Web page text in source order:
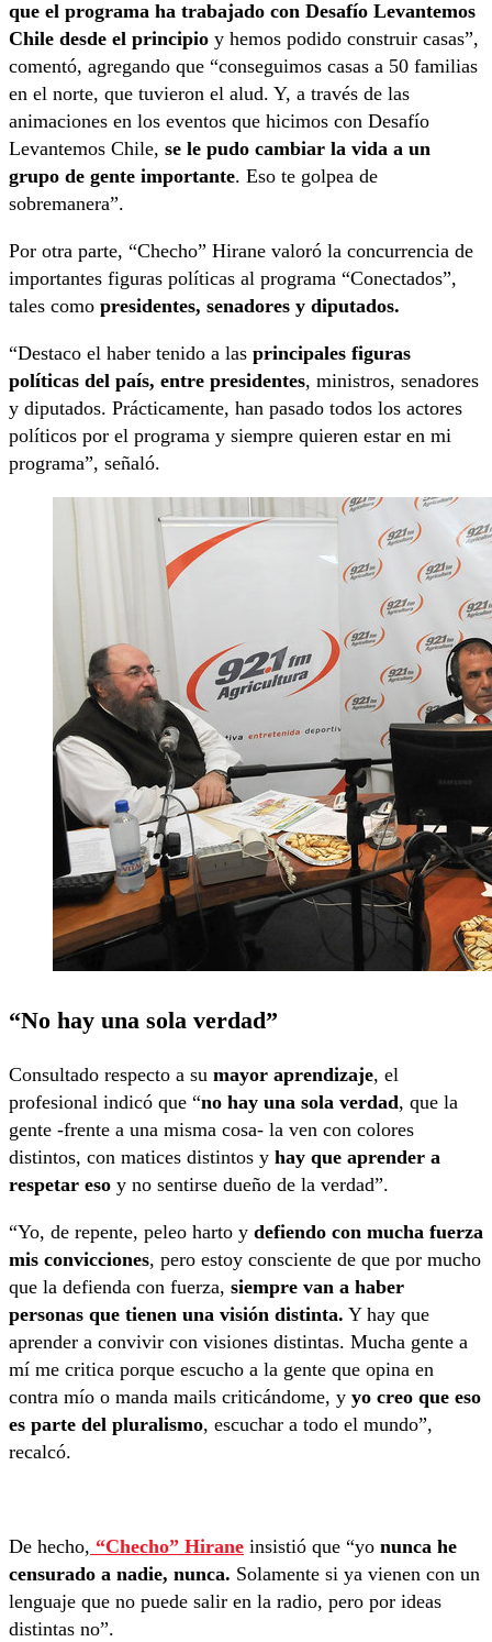
que el programa ha trabajado con Desafío Levantemos
Chile desde el principio y hemos podido construir casas”,
comentó, agregando que “conseguimos casas a 50 familias
en el norte, que tuvieron el alud. Y, a través de las
animaciones en los eventos que hicimos con Desafío
Levantemos Chile, se le pudo cambiar la vida a un
grupo de gente importante. Eso te golpea de
sobremanera”.
Por otra parte, “Checho” Hirane valoró la concurrencia de
importantes figuras políticas al programa “Conectados”,
tales como presidentes, senadores y diputados.
“Destaco el haber tenido a las principales figuras
políticas del país, entre presidentes, ministros, senadores
y diputados. Prácticamente, han pasado todos los actores
políticos por el programa y siempre quieren estar en mi
programa”, señaló.
“No hay una sola verdad”
Consultado respecto a su mayor aprendizaje, el
profesional indicó que “no hay una sola verdad, que la
gente -frente a una misma cosa- la ven con colores
distintos, con matices distintos y hay que aprender a
respetar eso y no sentirse dueño de la verdad”.
“Yo, de repente, peleo harto y defiendo con mucha fuerza
mis convicciones, pero estoy consciente de que por mucho
que la defienda con fuerza, siempre van a haber
personas que tienen una visión distinta. Y hay que
aprender a convivir con visiones distintas. Mucha gente a
mí me critica porque escucho a la gente que opina en
contra mío o manda mails criticándome, y yo creo que eso
es parte del pluralismo, escuchar a todo el mundo”,
recalcó.
De hecho, “Checho” Hirane insistió que “yo nunca he
censurado a nadie, nunca. Solamente si ya vienen con un
lenguaje que no puede salir en la radio, pero por ideas
distintas no”.